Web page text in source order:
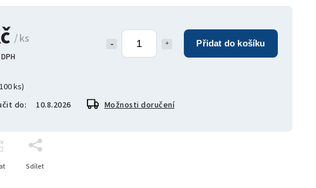
/ ks Přidat do košíku
ks)
do:
10.8.2026 Možnosti doručení
Sdílet